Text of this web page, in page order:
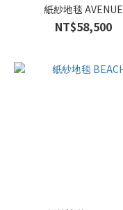
紙紗地毯 AVENUE
NT$58,500